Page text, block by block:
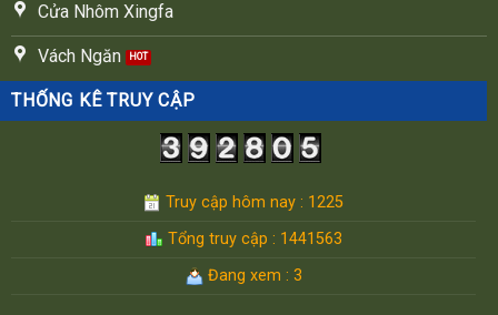
Cửa Nhôm Xingfa
Vách Ngăn
THỐNG KÊ TRUY CẬP
Truy cập hôm nay : 1225
Tổng truy cập : 1441563
Đang xem : 3